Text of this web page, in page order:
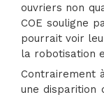
ouvriers non
COE souligne
pourrait voir
la robotisation
Contrairement
une disparition